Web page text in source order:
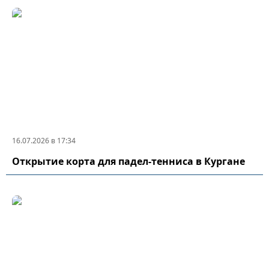
16.07.2026 в 17:34
Открытие корта для падел-тенниса в Кургане